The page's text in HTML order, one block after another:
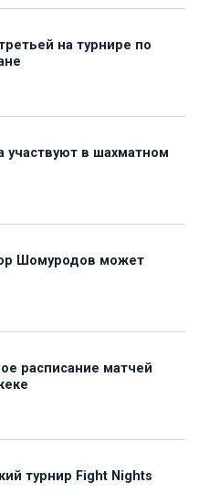
на турнире по
в шахматном
Шомуродов может
расписание матчей
турнир Fight Nights